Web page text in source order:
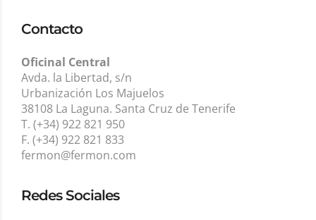
Contacto
Oficinal Central
Avda. la Libertad, s/n
Urbanización Los Majuelos
38108 La Laguna. Santa Cruz de Tenerife
T. (+34) 922 821 950
F. (+34) 922 821 833
fermon@fermon.com
Redes Sociales